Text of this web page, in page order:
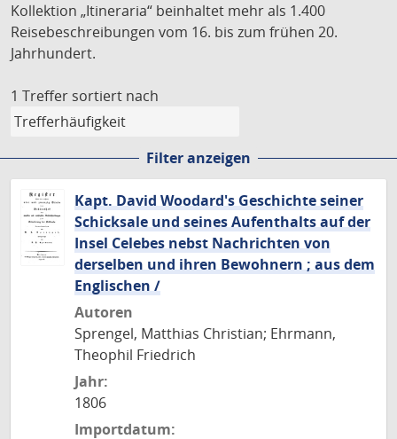
Kollektion „Itineraria“ beinhaltet mehr als 1.400
Reisebeschreibungen vom 16. bis zum frühen 20.
Jahrhundert.
1 Treffer sortiert nach
Filter anzeigen
Kapt. David Woodard's Geschichte seiner
Schicksale und seines Aufenthalts auf der
Insel Celebes nebst Nachrichten von
derselben und ihren Bewohnern ; aus dem
Englischen /
Autoren
Sprengel, Matthias Christian; Ehrmann,
Theophil Friedrich
Jahr:
1806
Importdatum: